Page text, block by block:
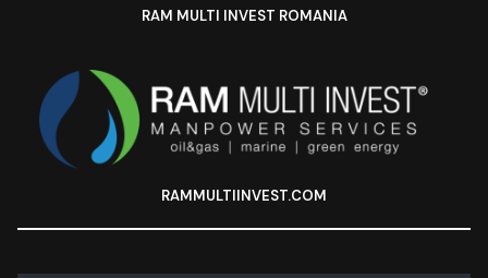
RAM MULTI INVEST ROMANIA
RAMMULTIINVEST.COM